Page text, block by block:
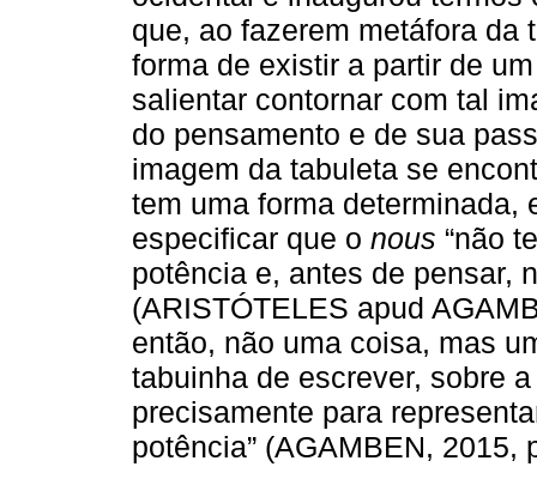
que, ao fazerem metáfora da
forma de existir a partir de
salientar contornar com tal
do pensamento e de sua
imagem da tabuleta se
tem uma forma determinada,
especificar que o nous “não
potência e, antes de pensar,
(ARISTÓTELES apud
então, não uma coisa, mas
tabuinha de escrever, sobre
precisamente para
potência” (AGAMBEN, 2015,